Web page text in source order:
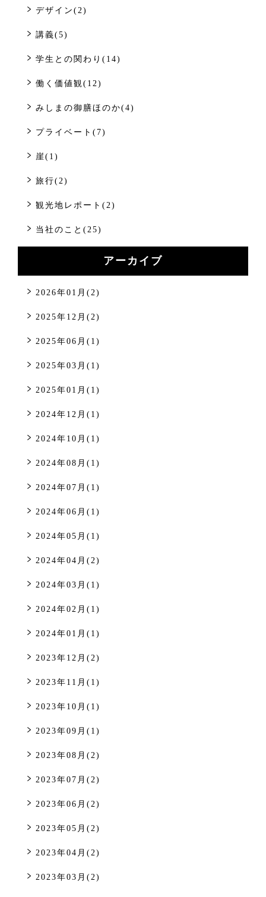
デザイン(2)
講義(5)
学生との関わり(14)
働く価値観(12)
みしまの御膳ほのか(4)
プライベート(7)
崖(1)
旅行(2)
観光地レポート(2)
当社のこと(25)
アーカイブ
2026年01月(2)
2025年12月(2)
2025年06月(1)
2025年03月(1)
2025年01月(1)
2024年12月(1)
2024年10月(1)
2024年08月(1)
2024年07月(1)
2024年06月(1)
2024年05月(1)
2024年04月(2)
2024年03月(1)
2024年02月(1)
2024年01月(1)
2023年12月(2)
2023年11月(1)
2023年10月(1)
2023年09月(1)
2023年08月(2)
2023年07月(2)
2023年06月(2)
2023年05月(2)
2023年04月(2)
2023年03月(2)